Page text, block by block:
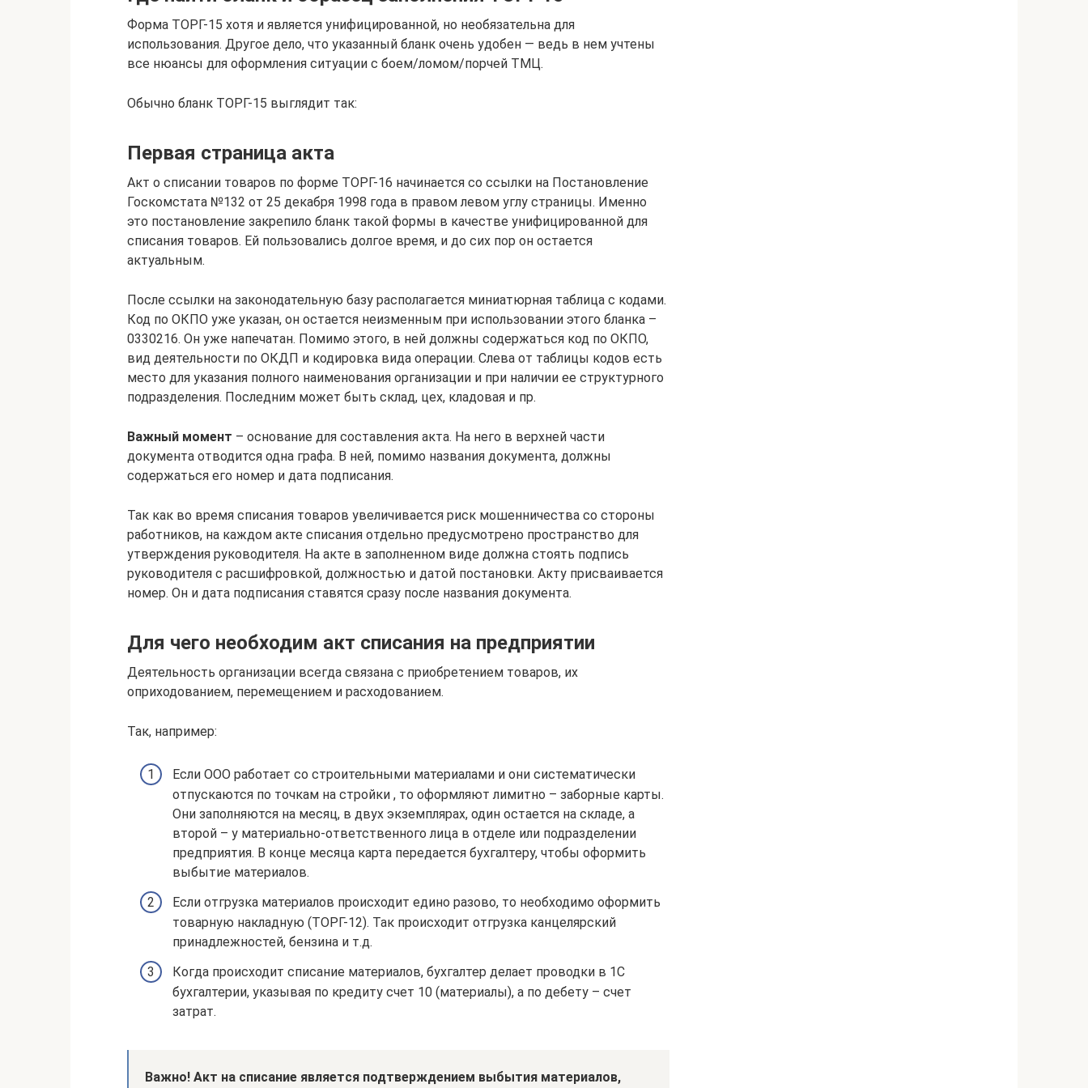
Форма ТОРГ-15 хотя и является унифицированной, но необязательна для
использования. Другое дело, что указанный бланк очень удобен — ведь в нем учтены
все нюансы для оформления ситуации с боем/ломом/порчей ТМЦ.
Обычно бланк ТОРГ-15 выглядит так:
Первая страница акта
Акт о списании товаров по форме ТОРГ-16 начинается со ссылки на Постановление
Госкомстата №132 от 25 декабря 1998 года в правом левом углу страницы. Именно
это постановление закрепило бланк такой формы в качестве унифицированной для
списания товаров. Ей пользовались долгое время, и до сих пор он остается
актуальным.
После ссылки на законодательную базу располагается миниатюрная таблица с кодами.
Код по ОКПО уже указан, он остается неизменным при использовании этого бланка –
0330216. Он уже напечатан. Помимо этого, в ней должны содержаться код по ОКПО,
вид деятельности по ОКДП и кодировка вида операции. Слева от таблицы кодов есть
место для указания полного наименования организации и при наличии ее структурного
подразделения. Последним может быть склад, цех, кладовая и пр.
Важный момент – основание для составления акта. На него в верхней части
документа отводится одна графа. В ней, помимо названия документа, должны
содержаться его номер и дата подписания.
Так как во время списания товаров увеличивается риск мошенничества со стороны
работников, на каждом акте списания отдельно предусмотрено пространство для
утверждения руководителя. На акте в заполненном виде должна стоять подпись
руководителя с расшифровкой, должностью и датой постановки. Акту присваивается
номер. Он и дата подписания ставятся сразу после названия документа.
Для чего необходим акт списания на предприятии
Деятельность организации всегда связана с приобретением товаров, их
оприходованием, перемещением и расходованием.
Так, например:
Если ООО работает со строительными материалами и они систематически
отпускаются по точкам на стройки , то оформляют лимитно – заборные карты.
Они заполняются на месяц, в двух экземплярах, один остается на складе, а
второй – у материально-ответственного лица в отделе или подразделении
предприятия. В конце месяца карта передается бухгалтеру, чтобы оформить
выбытие материалов.
Если отгрузка материалов происходит едино разово, то необходимо оформить
товарную накладную (ТОРГ-12). Так происходит отгрузка канцелярский
принадлежностей, бензина и т.д.
Когда происходит списание материалов, бухгалтер делает проводки в 1С
бухгалтерии, указывая по кредиту счет 10 (материалы), а по дебету – счет
затрат.
Важно! Акт на списание является подтверждением выбытия материалов,